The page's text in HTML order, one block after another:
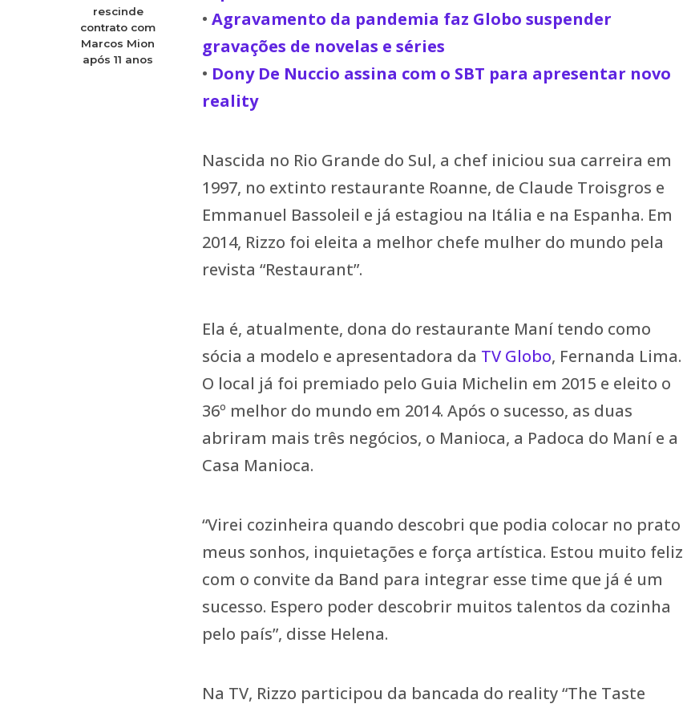
rescinde
contrato com
Marcos Mion
após 11 anos
• Agravamento da pandemia faz Globo suspender
gravações de novelas e séries
• Dony De Nuccio assina com o SBT para apresentar novo
reality
Nascida no Rio Grande do Sul, a chef iniciou sua carreira em
1997, no extinto restaurante Roanne, de Claude Troisgros e
Emmanuel Bassoleil e já estagiou na Itália e na Espanha. Em
2014, Rizzo foi eleita a melhor chefe mulher do mundo pela
revista “Restaurant”.
Ela é, atualmente, dona do restaurante Maní tendo como
sócia a modelo e apresentadora da TV Globo, Fernanda Lima.
O local já foi premiado pelo Guia Michelin em 2015 e eleito o
36º melhor do mundo em 2014. Após o sucesso, as duas
abriram mais três negócios, o Manioca, a Padoca do Maní e a
Casa Manioca.
“Virei cozinheira quando descobri que podia colocar no prato
meus sonhos, inquietações e força artística. Estou muito feliz
com o convite da Band para integrar esse time que já é um
sucesso. Espero poder descobrir muitos talentos da cozinha
pelo país”, disse Helena.
Na TV, Rizzo participou da bancada do reality “The Taste